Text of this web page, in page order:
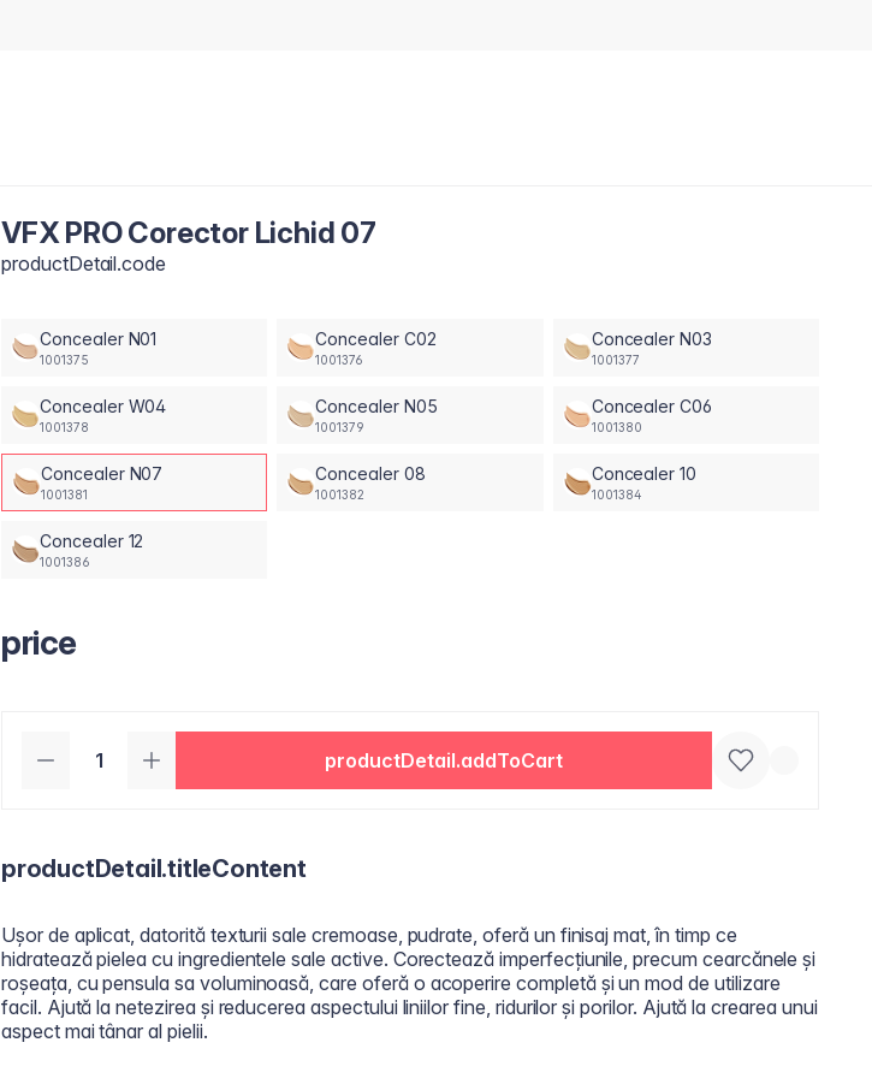
VFX PRO Corector Lichid 07
productDetail.code
Concealer N01
1001375
Concealer C02
1001376
Concealer N03
1001377
Concealer W04
1001378
Concealer N05
1001379
Concealer C06
1001380
Concealer N07
1001381
Concealer 08
1001382
Concealer 10
1001384
Concealer 12
1001386
price
productDetail.addToCart
productDetail.titleContent
Ușor de aplicat, datorită texturii sale cremoase, pudrate, oferă un finisaj mat, în timp ce
hidratează pielea cu ingredientele sale active. Corectează imperfecțiunile, precum cearcănele și
roșeața, cu pensula sa voluminoasă, care oferă o acoperire completă și un mod de utilizare
facil. Ajută la netezirea și reducerea aspectului liniilor fine, ridurilor și porilor. Ajută la crearea unui
aspect mai tânar al pielii.